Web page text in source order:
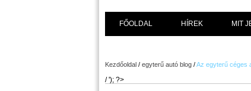
FŐOLDAL HÍREK MIT
Kezdőoldal / egyterű autó blog /Az egyterű céges
/ '); ?>